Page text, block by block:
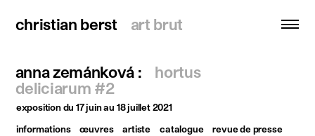
christian berst art brut
christian berst art brut
recherche
accueil
anna zemánková :
hortus
deliciarum #2
expositiondu 17 juin au 18 juillet 2021
informations
œuvres artiste catalogue revue de presse